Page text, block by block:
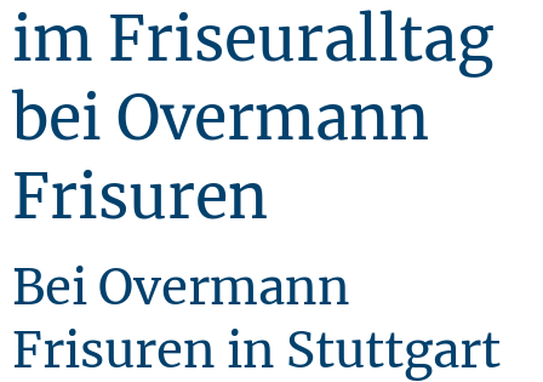
im Friseuralltag
bei Overmann
Frisuren
Bei Overmann
Frisuren in Stuttgart